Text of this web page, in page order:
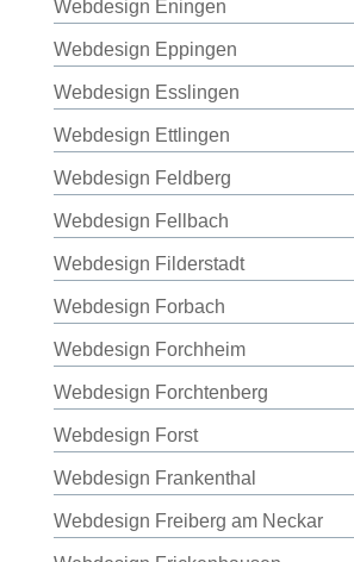
Webdesign Eningen
Webdesign Eppingen
Webdesign Esslingen
Webdesign Ettlingen
Webdesign Feldberg
Webdesign Fellbach
Webdesign Filderstadt
Webdesign Forbach
Webdesign Forchheim
Webdesign Forchtenberg
Webdesign Forst
Webdesign Frankenthal
Webdesign Freiberg am Neckar